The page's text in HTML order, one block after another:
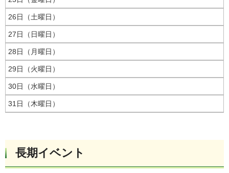
26日（土曜日）
27日（日曜日）
28日（月曜日）
29日（火曜日）
30日（水曜日）
31日（木曜日）
長期イベント